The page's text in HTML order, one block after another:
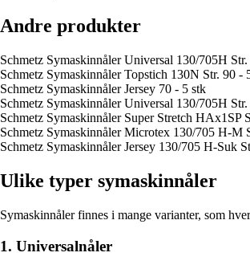
Andre produkter
Schmetz Symaskinnåler Universal 130/705H
Schmetz Symaskinnåler Topstich 130N Str. 90 -
Schmetz Symaskinnåler Jersey 70 - 5 stk
Schmetz Symaskinnåler Universal 130/705H
Schmetz Symaskinnåler Super Stretch HAx1SP
Schmetz Symaskinnåler Microtex 130/705 H-M
Schmetz Symaskinnåler Jersey 130/705 H-Suk
Ulike typer symaskinnåler
Symaskinnåler finnes i mange varianter, som
1. Universalnåler